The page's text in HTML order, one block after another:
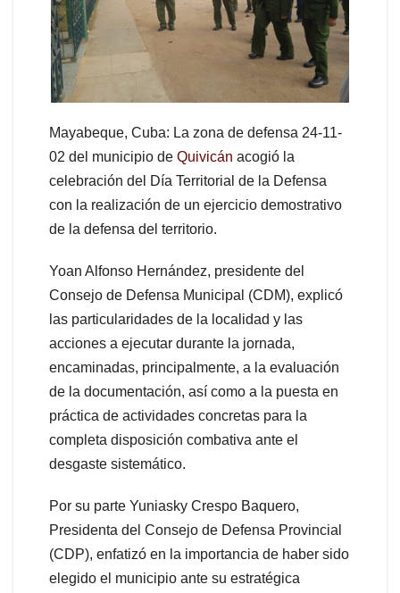
Mayabeque, Cuba: La zona de defensa 24-11-
02 del municipio de Quivicán acogió la
celebración del Día Territorial de la Defensa
con la realización de un ejercicio demostrativo
de la defensa del territorio.
Yoan Alfonso Hernández, presidente del
Consejo de Defensa Municipal (CDM), explicó
las particularidades de la localidad y las
acciones a ejecutar durante la jornada,
encaminadas, principalmente, a la evaluación
de la documentación, así como a la puesta en
práctica de actividades concretas para la
completa disposición combativa ante el
desgaste sistemático.
Por su parte Yuniasky Crespo Baquero,
Presidenta del Consejo de Defensa Provincial
(CDP), enfatizó en la importancia de haber sido
elegido el municipio ante su estratégica